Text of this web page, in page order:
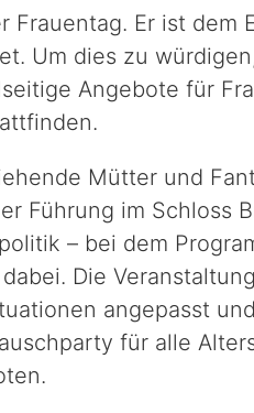
Frauentag. Er ist dem
Um dies zu
Angebote für
Mütter und
Führung im Schloss
– bei dem
Die
angepasst
für alle